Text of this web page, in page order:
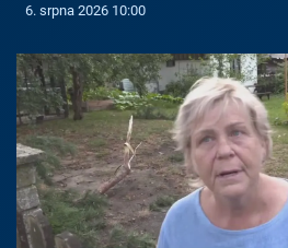
6. srpna 2026 10:00